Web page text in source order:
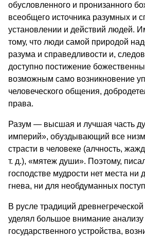
обусловленного и пронизанного
всеобщего источника разумных и
установлении и действий людей.
тому, что люди самой природой
разума и справедливости и,
доступно постижение
возможным само возникновение
человеческого общения,
права.
Разум — высшая и лучшая часть
империй», обуздывающий все
страсти в человеке (алчность,
т. д.), «мятеж души». Поэтому,
господстве мудрости нет места ни
гнева, ни для необдуманных
В русле традиций
уделял большое внимание
государственного устройства,